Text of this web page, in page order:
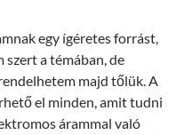
egy ígéretes forrást,
szert a témában, de
majd tőlük. A
el minden, amit tudni
árammal való